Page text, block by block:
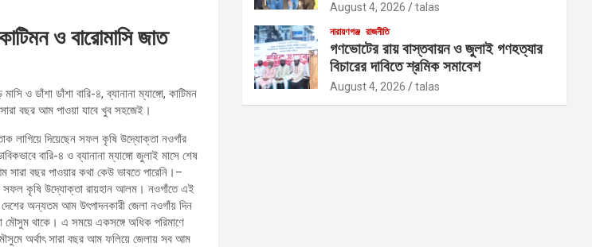
ও বারোমাসি জাত
ও ডাঁশা ডাঁশা বারি-৪, ব্যানানা ম্যাঙ্গো, কাটিমন
বছর আম পাওয়া যাবে খুব সহজেই।
লাগিয়ে দিয়েছেন সফল কৃষি উদ্যোক্তা নওগাঁর
বারি-৪ ও ব্যানানা ম্যাঙ্গো জুলাই মাসে শেষ
বছর পাওয়ার কথা কেউ ভাবতে পারেনি।–
সফল কৃষি উদ্যোক্তা রায়হান আলম। নওগাঁতে এই
অন্যতম আম উৎপাদনকারী জেলা নওগাঁয় দিন
মৌসুম থাকে। এ সময়ে একসঙ্গে অধিক পরিমাণে
অর্থাৎ সারা বছর আম ফলিয়ে জেলায় সব আম
August 4, 2026 talas
নারায়ণগঞ্জ রাজনীতি
গণভোটের রায় বাস্তবায়ন ও জুলাই গণহত্যার
বিচারের দাবিতে শ্রমিক সমাবেশ
August 4, 2026 talas